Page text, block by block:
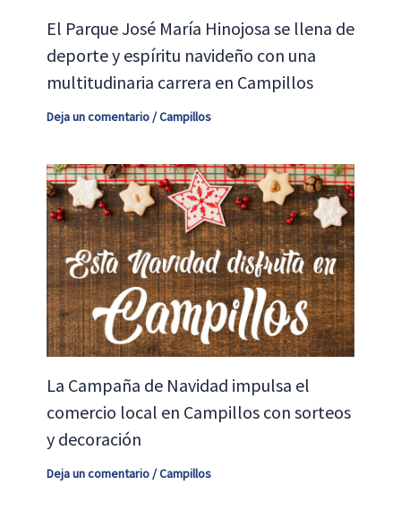
El Parque José María Hinojosa se llena de
deporte y espíritu navideño con una
multitudinaria carrera en Campillos
Deja un comentario/Campillos
La Campaña de Navidad impulsa el
comercio local en Campillos con sorteos
y decoración
Deja un comentario/Campillos